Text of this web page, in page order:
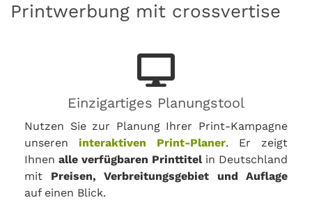
Printwerbung mit crossvertise
Einzigartiges Planungstool
Nutzen Sie zur Planung Ihrer Print-Kampagne
unseren interaktiven Print-Planer. Er zeigt
Ihnen alle verfügbaren Printtitelin Deutschland
mit Preisen, Verbreitungsgebiet und Auflage
auf einen Blick.